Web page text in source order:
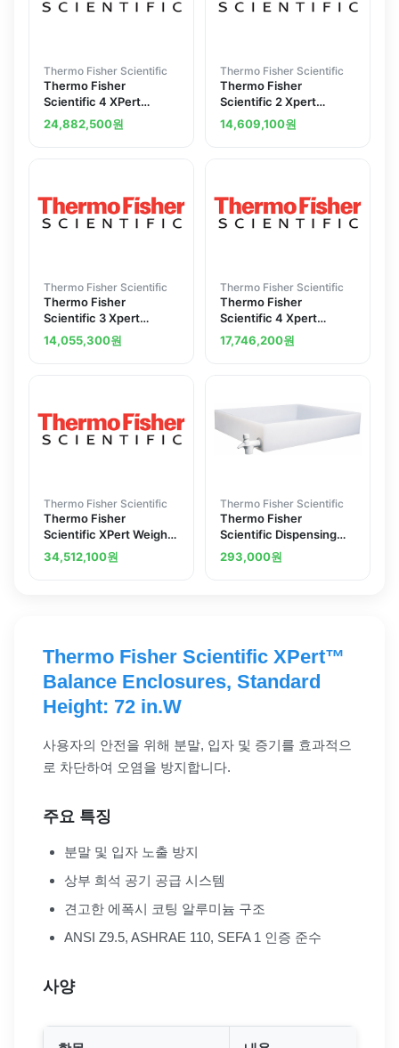
Thermo Fisher Scientific
Thermo Fisher
Scientific 4 XPert
Filtered Balance Syste
3950472
24,882,500원
Thermo Fisher Scientific
Thermo Fisher
Scientific 2 Xpert
Filtered Balance System
230V 50 60HZ
14,609,100원
Thermo Fisher Scientific
Thermo Fisher
Scientific 3 Xpert
Filtered Balance Syst
3950320
14,055,300원
Thermo Fisher Scientific
Thermo Fisher
Scientific 4 Xpert
Filtered Balance Syst
3950420
17,746,200원
Thermo Fisher Scientific
Thermo Fisher
Scientific XPert Weigh
Box 230V 60 Hz
5220321
34,512,100원
Thermo Fisher Scientific
Thermo Fisher
Scientific Dispensing
Trays 22L x 26W x 4 in.H
56 x 66 x 10cm
293,000원
Thermo Fisher Scientific XPert™
Balance Enclosures, Standard
Height: 72 in.W
사용자의 안전을 위해 분말, 입자 및 증기를 효과적으
로 차단하여 오염을 방지합니다.
주요 특징
분말 및 입자 노출 방지
상부 희석 공기 공급 시스템
견고한 에폭시 코팅 알루미늄 구조
ANSI Z9.5, ASHRAE 110, SEFA 1 인증 준수
사양